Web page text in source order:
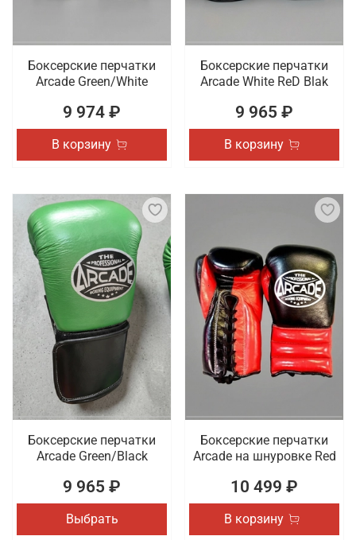
Боксерские перчатки
Arcade Green/White
9 974 ₽
В корзину
Боксерские перчатки
Arcade White ReD Blak
9 965 ₽
В корзину
Боксерские перчатки
Arcade Green/Black
9 965 ₽
Выбрать
Боксерские перчатки
Arcade на шнуровке Red
10 499 ₽
В корзину